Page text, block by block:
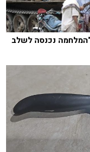
"המלחמה נכנסה לשלב